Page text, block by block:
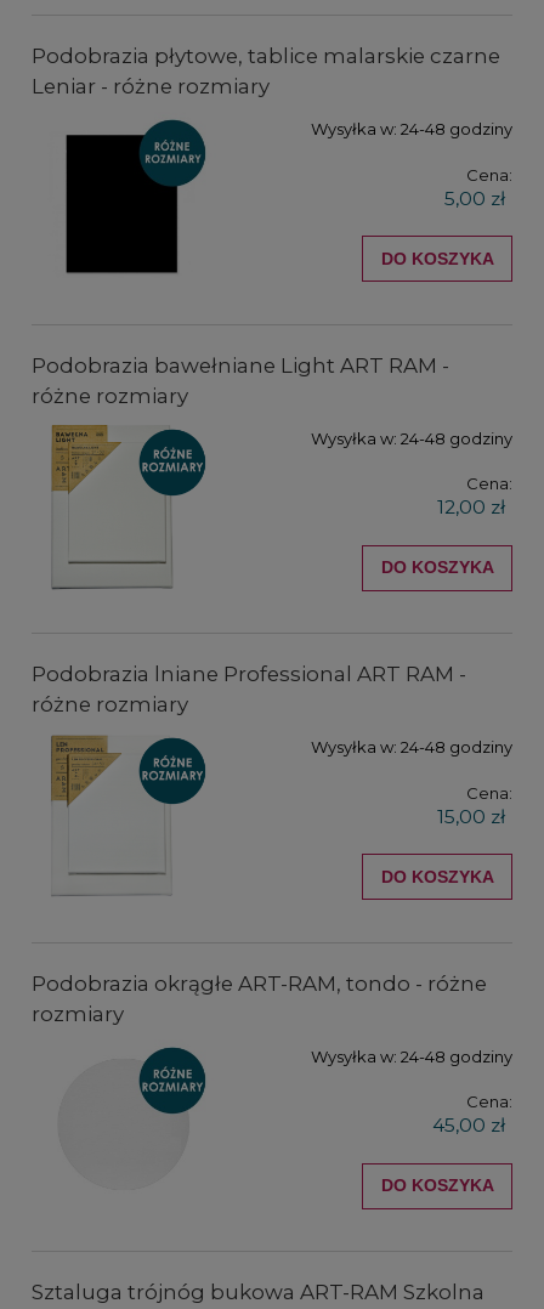
Podobrazia płytowe, tablice malarskie czarne
Leniar - różne rozmiary
Wysyłka w: 24-48 godziny
Cena:
5,00 zł
DO KOSZYKA
Podobrazia bawełniane Light ART RAM -
różne rozmiary
Wysyłka w: 24-48 godziny
Cena:
12,00 zł
DO KOSZYKA
Podobrazia lniane Professional ART RAM -
różne rozmiary
Wysyłka w: 24-48 godziny
Cena:
15,00 zł
DO KOSZYKA
Podobrazia okrągłe ART-RAM, tondo - różne
rozmiary
Wysyłka w: 24-48 godziny
Cena:
45,00 zł
DO KOSZYKA
Sztaluga trójnóg bukowa ART-RAM Szkolna